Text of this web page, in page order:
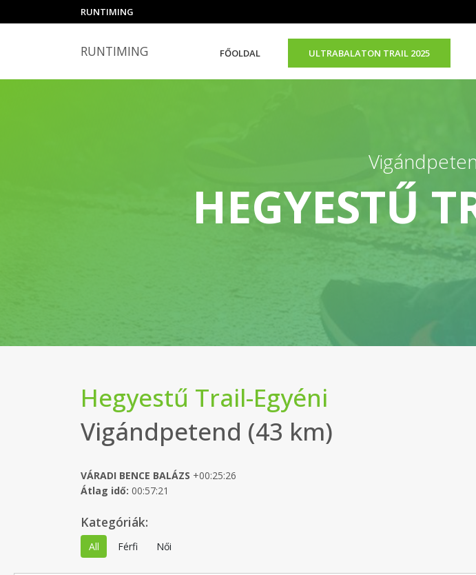
RUNTIMING
RUNTIMING FŐOLDAL ULTRABALATON TRAIL 2025
HEGYESTŰ
Hegyestű Trail-Egyéni
Vigándpetend (43 km)
VÁRADI BENCE BALÁZS +00:25:26
Átlag idő: 00:57:21
Kategóriák:
All Férfi Női